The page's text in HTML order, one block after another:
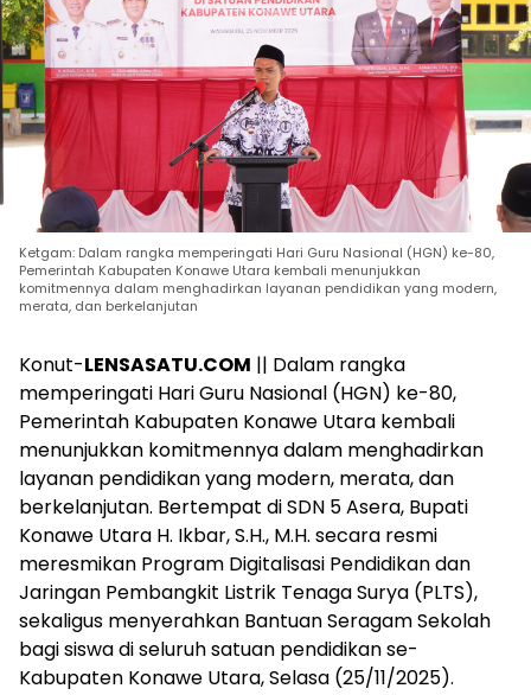
Ketgam: Dalam rangka memperingati Hari Guru Nasional (HGN) ke-80,
Pemerintah Kabupaten Konawe Utara kembali menunjukkan
komitmennya dalam menghadirkan layanan pendidikan yang modern,
merata, dan berkelanjutan
Konut-LENSASATU.COM || Dalam rangka
memperingati Hari Guru Nasional (HGN) ke-80,
Pemerintah Kabupaten Konawe Utara kembali
menunjukkan komitmennya dalam menghadirkan
layanan pendidikan yang modern, merata, dan
berkelanjutan. Bertempat di SDN 5 Asera, Bupati
Konawe Utara H. Ikbar, S.H., M.H. secara resmi
meresmikan Program Digitalisasi Pendidikan dan
Jaringan Pembangkit Listrik Tenaga Surya (PLTS),
sekaligus menyerahkan Bantuan Seragam Sekolah
bagi siswa di seluruh satuan pendidikan se-
Kabupaten Konawe Utara, Selasa (25/11/2025).